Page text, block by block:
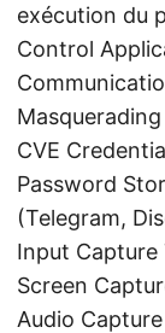
exécution du
Control
CVE
Password
(Telegram,
Input Capture
Screen
Audio